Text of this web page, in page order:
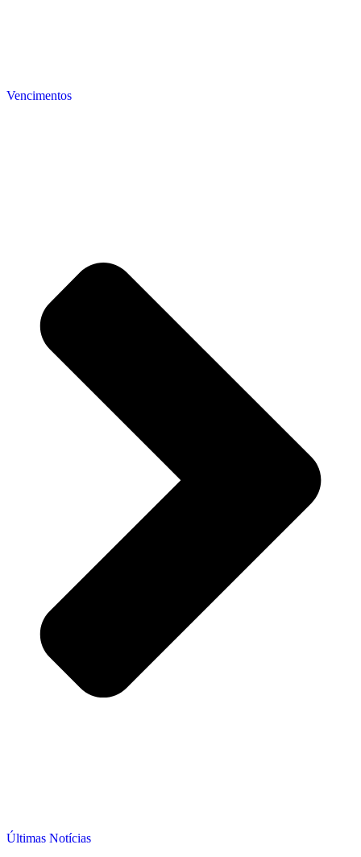
Vencimentos
Últimas Notícias